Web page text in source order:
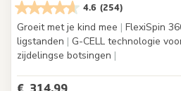
4.6 (254)
Groeit met je kind mee | FlexiSpin
ligstanden | G-CELL technologie
zijdelingse botsingen |
€ 314,99